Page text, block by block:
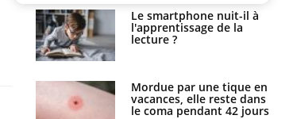
Le smartphone nuit-il à
l'apprentissage de la
lecture ?
Mordue par une tique en
vacances, elle reste dans
le coma pendant 42 jours